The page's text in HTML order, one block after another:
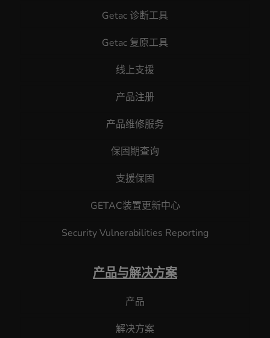
Getac 诊断工具
Getac 复原工具
线上支援
产品注册
产品维修服务
保固期查询
支援保固
GETAC装置更新中心
Security Vulnerabilities Reporting
产品与解决方案
产品
解决方案